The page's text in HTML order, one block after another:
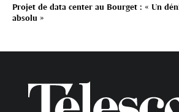
Projet de data center au Bourget : « Un
absolu »